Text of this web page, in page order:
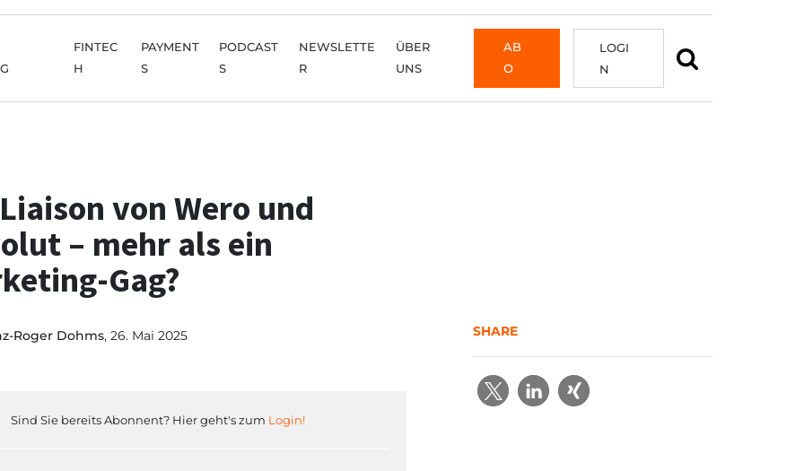
FINTEC
H
PAYMENT
S
PODCAST
S
NEWSLETTE
R
ÜBER
UNS
AB
O
LOGI
N
von Wero und
– mehr als ein
Gag?
Roger Dohms, 26. Mai 2025
Sind Sie bereits Abonnent? Hier geht's zum Login!
SHARE